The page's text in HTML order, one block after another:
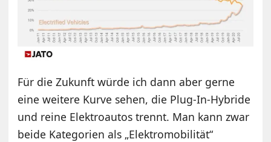
Für die Zukunft würde ich dann aber gerne
eine weitere Kurve sehen, die Plug-In-Hybride
und reine Elektroautos trennt. Man kann zwar
beide Kategorien als „Elektromobilität“